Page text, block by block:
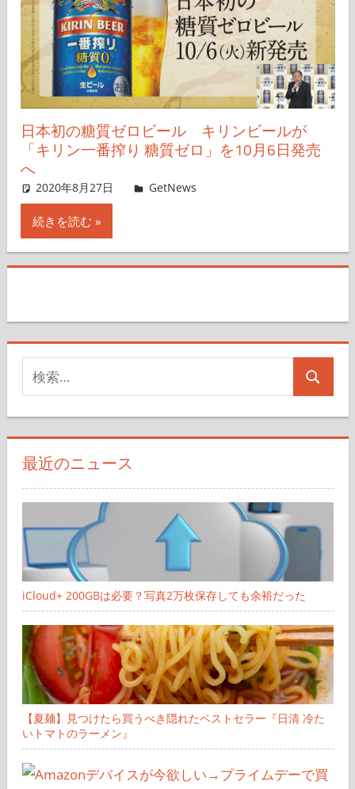
日本初の糖質ゼロビール キリンビールが
「キリン一番搾り 糖質ゼロ」を10月6日発売
へ
2020年8月27日 shnsk
GetNews
続きを読む
索
対
象:
検
最近のニュース
iCloud+ 200GBは必要？写真2万枚保存しても余裕だった
【夏麺】見つけたら買うべき隠れたベストセラー『日清 冷た
いトマトのラーメン』